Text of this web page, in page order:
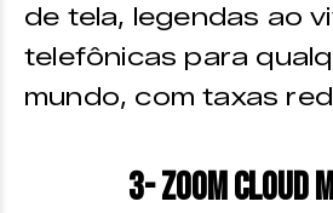
de tela, legendas ao
telefônicas para
mundo, com taxas
3- Zoom Cloud